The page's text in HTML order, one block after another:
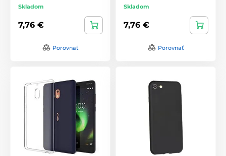
Skladom
7,76 €
Porovnať
Skladom
7,76 €
Porovnať